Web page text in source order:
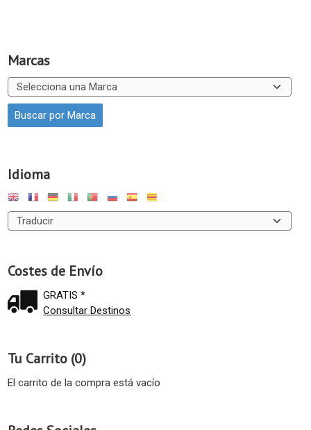
Marcas
Idioma
Costes de Envío
GRATIS *
Consultar Destinos
Tu Carrito (0)
El carrito de la compra está vacío